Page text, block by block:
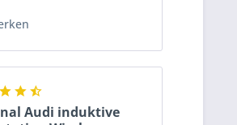
Audi induktive